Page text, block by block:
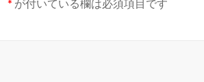
* が付いている欄は必須項目です